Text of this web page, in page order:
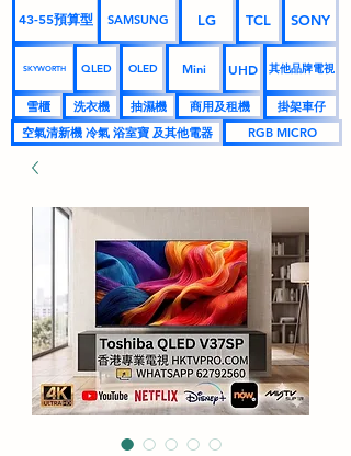
43-55預算型 SAMSUNG LG TCL SONY
SKYWORTH QLED OLED Mini UHD 其他品牌電視
雪櫃 洗衣機 抽濕機 商用及租機
掛架車仔
空氣清新機 冷氣 浴室寶 及其他電器
RGB MICRO